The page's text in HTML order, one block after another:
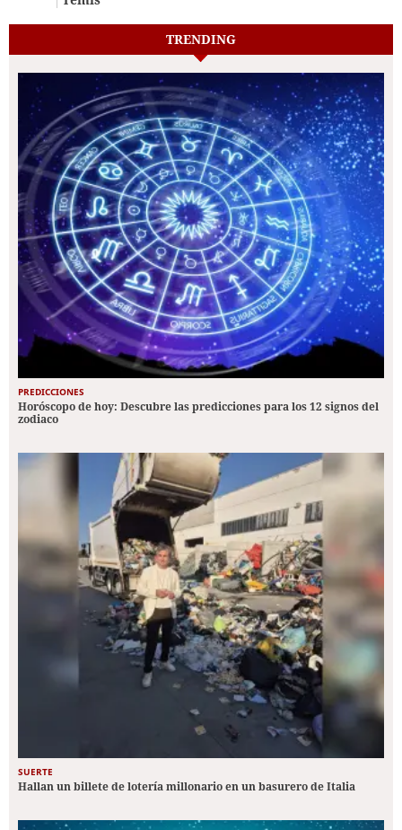
TRENDING
PREDICCIONES
Horóscopo de hoy: Descubre las predicciones para los 12 signos del
zodiaco
SUERTE
Hallan un billete de lotería millonario en un basurero de Italia